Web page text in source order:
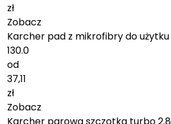
zł
Zobacz
Karcher pad z mikrofibry do
130.0
od
37,11
zł
Zobacz